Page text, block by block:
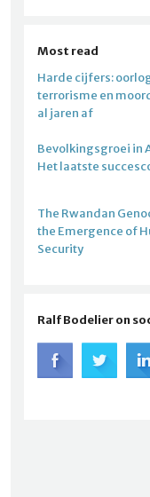
Most read
Harde cijfers:
terrorisme en
al jaren af
Bevolkingsgroei in
Het laatste
The Rwandan
the Emergence of
Security
Ralf Bodelier on